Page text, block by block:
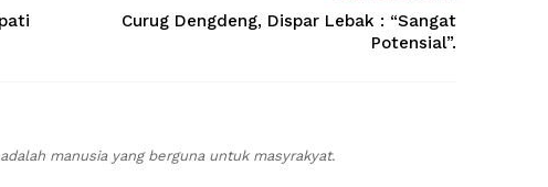
Curug Dengdeng, Dispar Lebak : “Sangat
Potensial”.
manusia yang berguna untuk masyrakyat.